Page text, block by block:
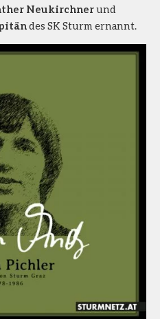
Neukirchnerund
des SK Sturm ernannt.